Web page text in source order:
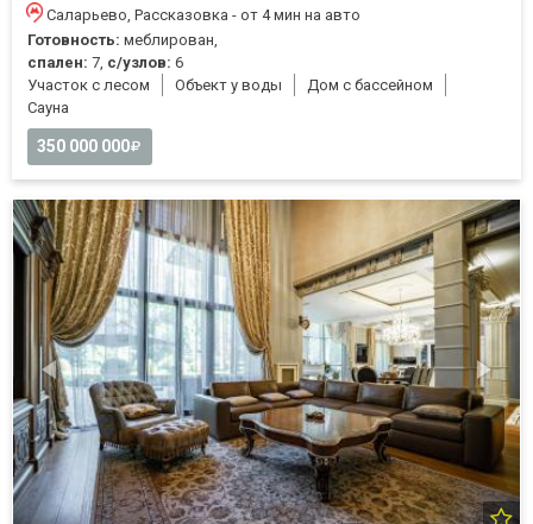
Саларьево, Рассказовка - от 4 мин на авто
Готовность: меблирован,
спален: 7, с/узлов: 6
Участок с лесом
Объект у воды
Дом с бассейном
Cауна
350 000 000